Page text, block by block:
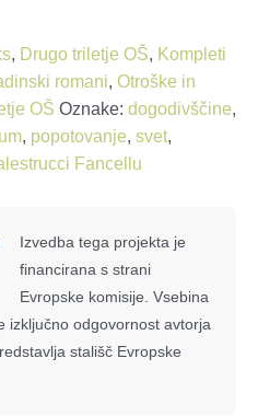
, Drugo triletje OŠ, Kompleti
romani, Otroške in
OŠ Oznake: dogodivščine,
, popotovanje, svet,
Fancellu
Izvedba tega projekta je
financirana s strani
Evropske komisije. Vsebina
izključno odgovornost avtorja
stališč Evropske